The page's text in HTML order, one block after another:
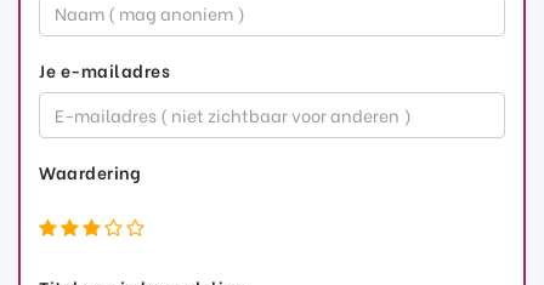
Je e-mailadres
Waardering